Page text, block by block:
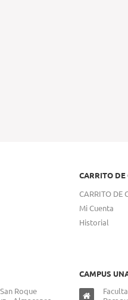
CARRITO DE
CARRITO DE
Mi Cuenta
Historial
Roque
CAMPUS